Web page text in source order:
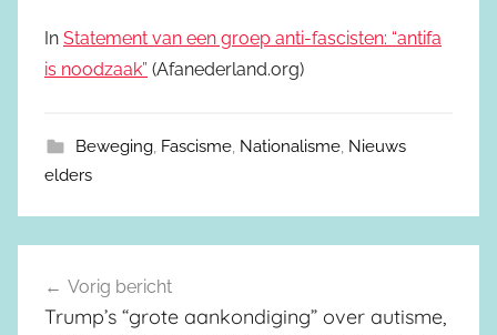
In Statement van een groep anti-fascisten: “antifa
is noodzaak” (Afanederland.org)
Beweging, Fascisme, Nationalisme, Nieuws
elders
Berichtnavigatie
Vorig bericht
Trump’s “grote aankondiging” over autisme,